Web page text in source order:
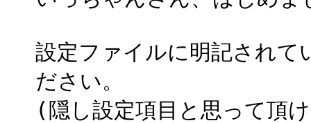
設定ファイルに明記されて
ださい。
(隠し設定項目と思って頂